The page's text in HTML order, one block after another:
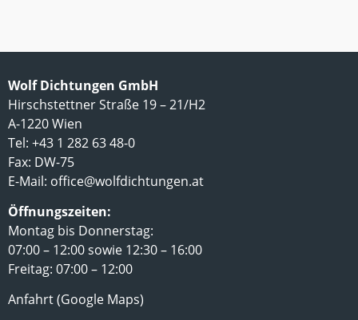
Wolf Dichtungen GmbH
Hirschstettner Straße 19 – 21/H2
A-1220 Wien
Tel: +43 1 282 63 48-0
Fax: DW-75
E-Mail: office@wolfdichtungen.at
Öffnungszeiten:
Montag bis Donnerstag:
07:00 – 12:00 sowie 12:30 – 16:00
Freitag: 07:00 – 12:00
Anfahrt (Google Maps)